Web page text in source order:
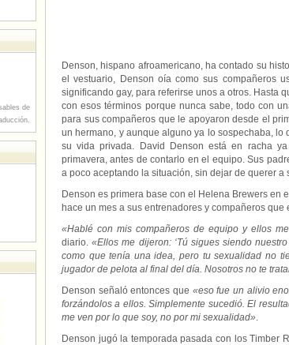
Denson, hispano afroamericano, ha contado su
el vestuario, Denson oía como sus compañeros
significando gay, para referirse unos a otros. Hasta
con esos términos porque nunca sabe, todo con
para sus compañeros que le apoyaron desde el
un hermano, y aunque alguno ya lo sospechaba,
su vida privada. David Denson está en racha
primavera, antes de contarlo en el equipo. Sus
a poco aceptando la situación, sin dejar de querer a
Denson es primera base con el Helena Brewers en
hace un mes a sus entrenadores y compañeros que
«Hablé con mis compañeros de equipo y ellos
diario.«Ellos me dijeron: ‘Tú sigues siendo
como que tenía una idea, pero tu sexualidad no
jugador de pelota al final del día. Nosotros no te
Denson señaló entonces que «eso fue un alivio
forzándolos a ellos. Simplemente sucedió. El
me ven por lo que soy, no por mi sexualidad».
Denson jugó la temporada pasada con los Timber
de